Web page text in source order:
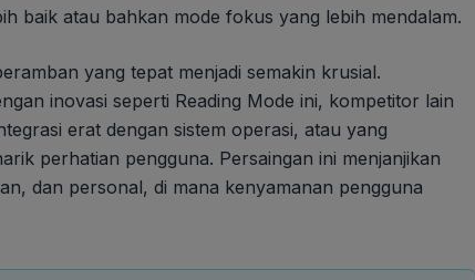
baik atau bahkan mode fokus yang lebih mendalam.
yang tepat menjadi semakin krusial.
inovasi seperti Reading Mode ini, kompetitor lain
erat dengan sistem operasi, atau yang
perhatian pengguna. Persaingan ini menjanjikan
dan personal, di mana kenyamanan pengguna